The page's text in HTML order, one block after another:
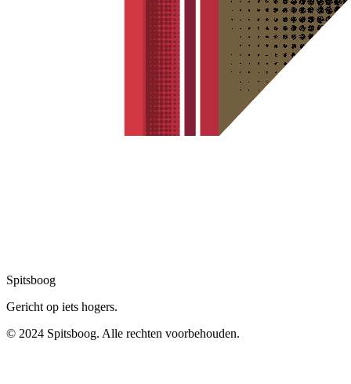
Spitsboog
Gericht op iets hogers.
© 2024 Spitsboog. Alle rechten voorbehouden.